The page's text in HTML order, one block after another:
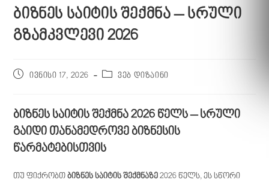
ბიზნეს საიტის შექმნა – სრული
გზამკვლევი 2026
ივნისი 17, 2026 ვებ დიზაინი
ბიზნეს საიტის შექმნა 2026 წელს – სრული
გაიდი თანამედროვე ბიზნესის
წარმატებისთვის
თუ ფიქრობთბიზნეს საიტის შექმნაზე 2026 წელს, ეს სწორი